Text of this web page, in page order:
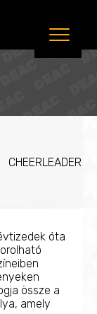
CHEERLEADER
óta
össze a
amely